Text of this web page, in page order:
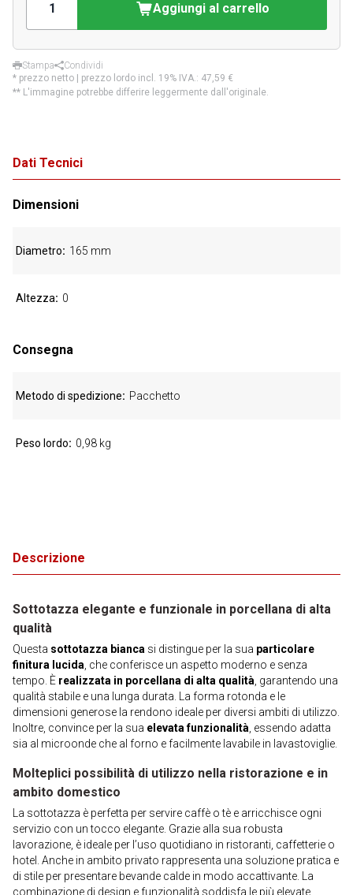
Aggiungi al carrello
Stampa
Condividi
* prezzo netto | prezzo lordo incl. 19% IVA.: 47,59 €
** L'immagine potrebbe differire leggermente dall'originale.
Descrizione
Sottotazza elegante e funzionale in porcellana di alta
qualità
Questa sottotazza bianca si distingue per la sua particolare
finitura lucida , che conferisce un aspetto moderno e senza
tempo. È realizzata in porcellana di alta qualità , garantendo una
qualità stabile e una lunga durata. La forma rotonda e le
dimensioni generose la rendono ideale per diversi ambiti di utilizzo.
Inoltre, convince per la sua elevata funzionalità , essendo adatta
sia al microonde che al forno e facilmente lavabile in lavastoviglie.
Molteplici possibilità di utilizzo nella ristorazione e in
ambito domestico
La sottotazza è perfetta per servire caffè o tè e arricchisce ogni
servizio con un tocco elegante. Grazie alla sua robusta
lavorazione, è ideale per l’uso quotidiano in ristoranti, caffetterie o
hotel. Anche in ambito privato rappresenta una soluzione pratica e
di stile per presentare bevande calde in modo accattivante. La
combinazione di design e funzionalità soddisfa le più elevate
Dati Tecnici
Dimensioni
Diametro 165 mm
Altezza 0
Consegna
Metodo di spedizione Pacchetto
Peso lordo 0,98 kg